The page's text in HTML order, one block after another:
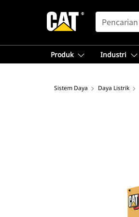
SEARCH
Produk Industri
Sistem Daya Daya Listrik